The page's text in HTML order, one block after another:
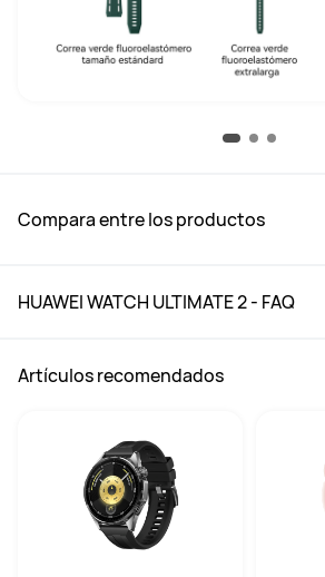
Compara entre los productos
HUAWEI WATCH Ultimate 2
Negro
Desde 799,00 €
PVPR:899,00 €
HUAWEI WATCH ULTIMATE 2 - FAQ
Artículos recomendados